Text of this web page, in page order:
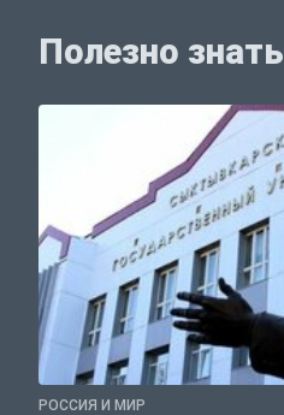
Полезно знать
РОССИЯ И МИР